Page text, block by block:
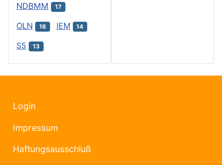
NDBMM 17
OLN 16 IEM 14
S5 13
Login
Impressum
Haftungsausschluß